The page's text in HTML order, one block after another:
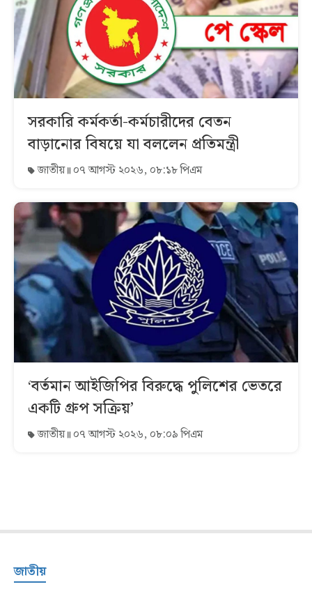
সরকারি কর্মকর্তা-কর্মচারীদের বেতন
বাড়ানোর বিষয়ে যা বললেন প্রতিমন্ত্রী
জাতীয় ০৭ আগস্ট ২০২৬, ০৮:১৮ পিএম
‘বর্তমান আইজিপির বিরুদ্ধে পুলিশের ভেতরে
একটি গ্রুপ সক্রিয়’
জাতীয় ০৭ আগস্ট ২০২৬, ০৮:০৯ পিএম
জাতীয়